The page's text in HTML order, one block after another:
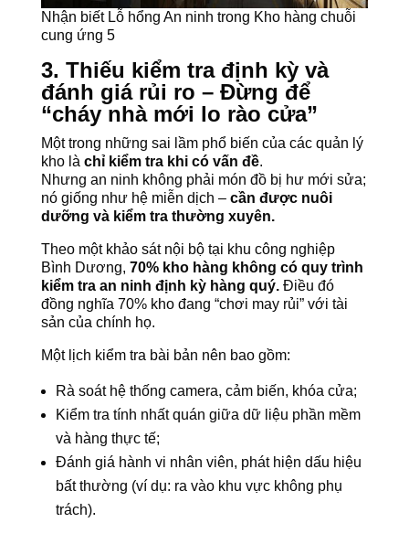
Nhận biết Lỗ hổng An ninh trong Kho hàng chuỗi
cung ứng 5
3. Thiếu kiểm tra định kỳ và
đánh giá rủi ro – Đừng để
“cháy nhà mới lo rào cửa”
Một trong những sai lầm phổ biến của các quản lý
kho là chỉ kiểm tra khi có vấn đề.
Nhưng an ninh không phải món đồ bị hư mới sửa;
nó giống như hệ miễn dịch – cần được nuôi
dưỡng và kiểm tra thường xuyên.
Theo một khảo sát nội bộ tại khu công nghiệp
Bình Dương, 70% kho hàng không có quy trình
kiểm tra an ninh định kỳ hàng quý.Điều đó
đồng nghĩa 70% kho đang “chơi may rủi” với tài
sản của chính họ.
Một lịch kiểm tra bài bản nên bao gồm:
Rà soát hệ thống camera, cảm biến, khóa cửa;
Kiểm tra tính nhất quán giữa dữ liệu phần mềm
và hàng thực tế;
Đánh giá hành vi nhân viên, phát hiện dấu hiệu
bất thường (ví dụ: ra vào khu vực không phụ
trách).